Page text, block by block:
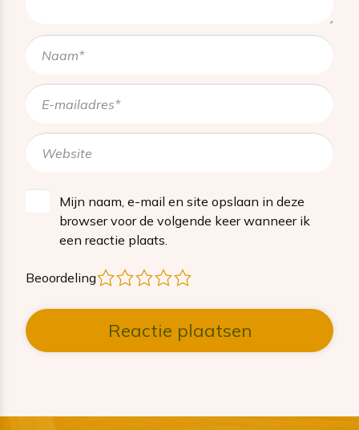
Mijn naam, e-mail en site opslaan in deze
browser voor de volgende keer wanneer ik
een reactie plaats.
Beoordeling 4
3
2
1